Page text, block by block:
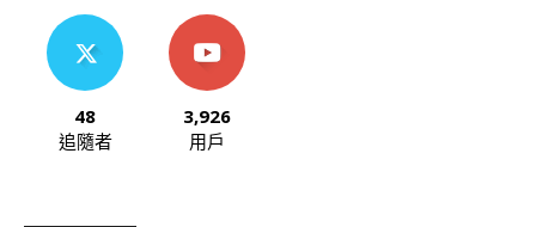
48
追隨者
3,926
用戶